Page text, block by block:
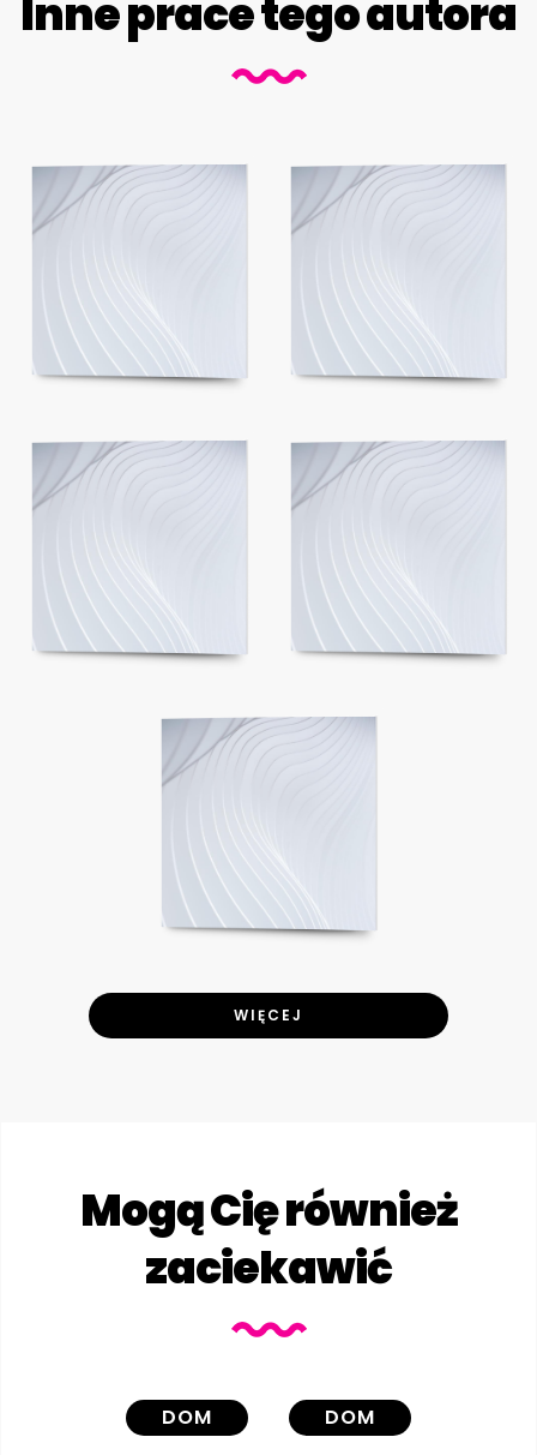
Inne prace tego autora
WIĘCEJ
Mogą Cię również
zaciekawić
DOM DOM